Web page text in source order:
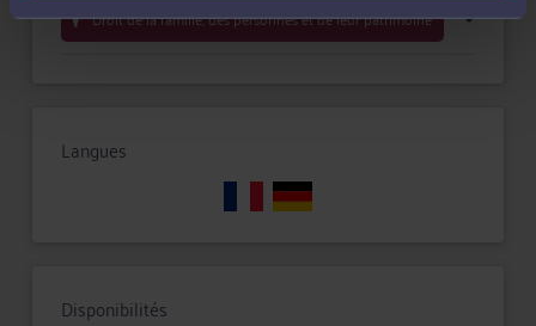
Droit de la famille, des personnes et de leur patrimoine
Langues
Disponibilités